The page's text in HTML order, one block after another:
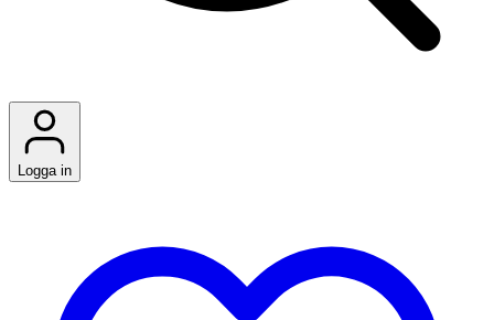
Logga in